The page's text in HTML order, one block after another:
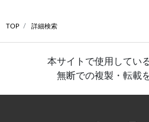
TOP 詳細検索
本サイトで使用してい
無断での複製・転載